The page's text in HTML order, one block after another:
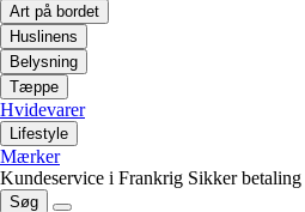
Art på bordet
Huslinens
Belysning
Tæppe
Hvidevarer
Lifestyle
Mærker
Kundeservice i Frankrig Sikker betaling
Søg